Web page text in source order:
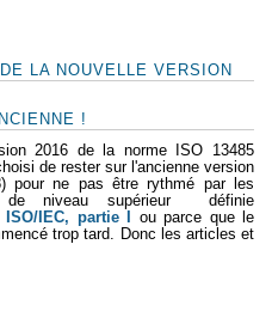
LA NOUVELLE VERSION
!
2016 de la norme ISO 13485
de rester sur l'ancienne version
pour ne pas être rythmé par les
de niveau supérieur définie
IEC, partie I
ou parce que le
trop tard. Donc les articles et